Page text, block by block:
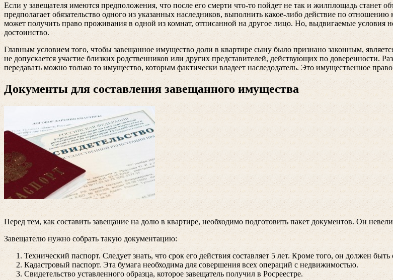
Если у завещателя имеются предположения, что после его смерти что-то пойдет не так и жилплощадь станет
предполагает обязательство одного из указанных наследников, выполнить какое-либо действие по
может получить право проживания в одной из комнат, отписанной на другое лицо. Но, выдвигаемые условия
достоинство.
Главным условием того, чтобы завещанное имущество доли в квартире сыну было признано законным,
не допускается участие близких родственников или других представителей, действующих по доверенности.
передавать можно только то имущество, которым фактически владеет наследодатель. Это имущественное
Документы для составления завещанного имущества
Перед тем, как составить завещание на долю в квартире, необходимо подготовить пакет документов. Он
Завещателю нужно собрать такую документацию:
Технический паспорт. Следует знать, что срок его действия составляет 5 лет. Кроме того, он должен
Кадастровый паспорт. Эта бумага необходима для совершения всех операций с недвижимостью.
Свидетельство уставленного образца, которое завещатель получил в Росреестре.